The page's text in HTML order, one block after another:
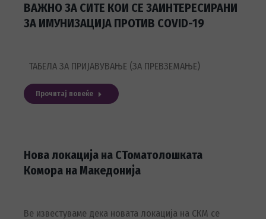
ВАЖНО ЗА СИТЕ КОИ СЕ ЗАИНТЕРЕСИРАНИ
ЗА ИМУНИЗАЦИЈА ПРОТИВ COVID-19
ТАБЕЛА ЗА ПРИЈАВУВАЊЕ (ЗА ПРЕВЗЕМАЊЕ)
Прочитај повеќе
Нова локација на СТоматолошката
Комора на Македонија
Ве известуваме дека новата локација на СКМ се